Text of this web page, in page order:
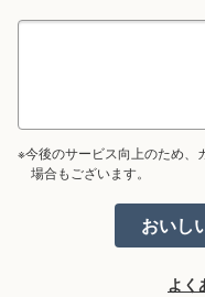
※今後のサービス向上のため、
場合もございます。
よく